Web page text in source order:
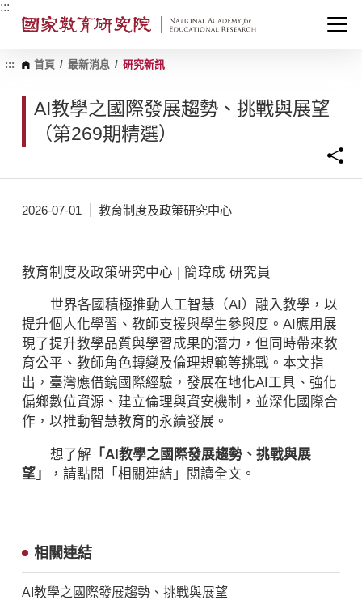
跳
內
:::
::: 首頁 / 最新消息 / 研究新訊
AI教學之國際發展趨勢、挑戰與展望
（第269期精選）
2026-07-01 教育制度及政策研究中心
教育制度及政策研究中心 | 簡瑋成 研究員
世界各國積極推動人工智慧（AI）融入教學，以
提升個人化學習、教師支援與學生參與度。AI應用展
現了提升教學品質與學習成果的潛力，但同時帶來教
育公平、教師角色轉變及倫理規範等挑戰。本文指
出，臺灣應借鏡國際經驗，發展在地化AI工具、強化
偏鄉數位資源、建立倫理與資安機制，並深化國際合
作，以推動智慧教育的永續發展。
想了解 「AI教學之國際發展趨勢、挑戰與展
望」
，請點閱「相關連結」閱讀全文。
相關連結
AI教學之國際發展趨勢、挑戰與展望